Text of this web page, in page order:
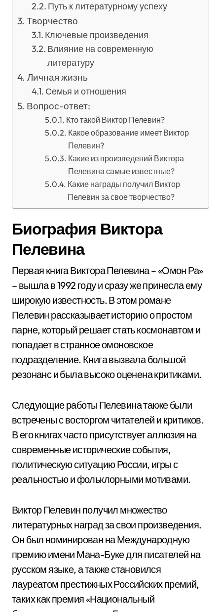
Путь к литературному успеху
Творчество
Ключевые произведения
Влияние на современную
литературу
Личная жизнь
Семья и отношения
Вопрос-ответ:
Кто такой Виктор Пелевин?
Какое образование имеет Виктор
Пелевин?
Какие из произведений Виктора
Пелевина самые известные?
Какие награды получил Виктор
Пелевин за свое творчество?
Биография Виктора
Пелевина
Первая книга Виктора Пелевина – «Омон Ра»
– вышла в 1992 году и сразу же принесла ему
широкую известность. В этом романе
Пелевин рассказывает историю о простом
парне, который решает стать космонавтом и
попадает в странное омоновское
подразделение. Книга вызвала большой
резонанс и была высоко оценена критиками.
Следующие работы Пелевина также были
встречены с восторгом читателей и критиков.
В его книгах часто присутствует аллюзия на
современные исторические события,
политическую ситуацию России, игры с
реальностью и фольклорными мотивами.
Виктор Пелевин получил множество
литературных наград за свои произведения.
Он был номинирован на Международную
премию имени Мана-Буке для писателей на
русском языке, а также становился
лауреатом престижных Российских премий,
таких как премия «Национальный